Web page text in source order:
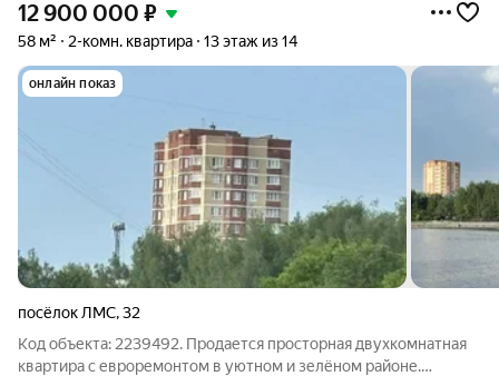
12 900 000 ₽
58 м² 2-комн. квартира 13 этаж из 14
онлайн показ
посёлок ЛМС,32
Код объекта: 2239492. Продается просторная двухкомнатная
квартира с евроремонтом в уютном и зелёном районе.